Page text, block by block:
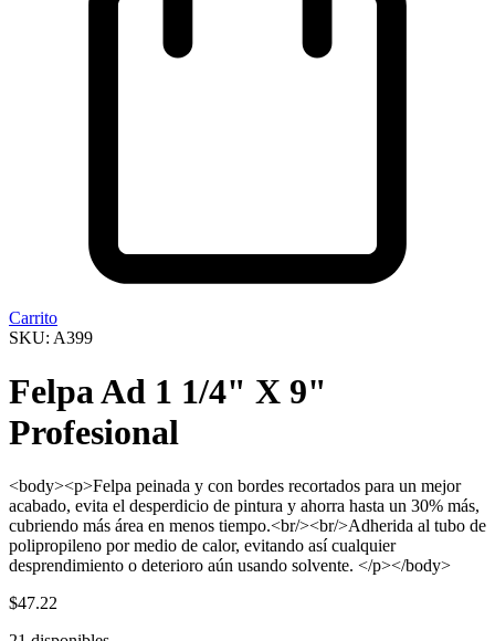
Carrito
SKU: A399
Felpa Ad 1 1/4" X 9"
Profesional
<body><p>Felpa peinada y con bordes recortados para un mejor
acabado, evita el desperdicio de pintura y ahorra hasta un 30% más,
cubriendo más área en menos tiempo.<br/><br/>Adherida al tubo de
polipropileno por medio de calor, evitando así cualquier
desprendimiento o deterioro aún usando solvente. </p></body>
$47.22